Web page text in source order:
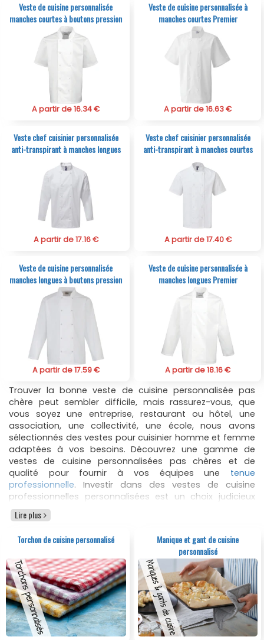
Veste de cuisine personnalisée
manches courtes à boutons pression
A partir de 16.34 €
Veste de cuisine personnalisée à
manches courtes Premier
A partir de 16.63 €
Veste chef cuisinier personnalisée
anti-transpirant à manches longues
A partir de 17.16 €
Veste chef cuisinier personnalisée
anti-transpirant à manches courtes
A partir de 17.40 €
Veste de cuisine personnalisée
manches longues à boutons pression
A partir de 17.59 €
Veste de cuisine personnalisée à
manches longues Premier
A partir de 18.16 €
Trouver la bonne veste de cuisine personnalisée pas
chère peut sembler difficile, mais rassurez-vous, que
vous soyez une entreprise, restaurant ou hôtel, une
association, une collectivité, une école, nous avons
sélectionnés des vestes pour cuisinier homme et femme
adaptées à vos besoins. Découvrez une gamme de
vestes de cuisine personnalisées pas chères et de
qualité pour fournir à vos équipes une tenue
professionnelle. Investir dans des vestes de cuisine
professionnelles personnalisées est un choix judicieux
pour toute entreprise de restauration. En effet, non
seulement elles améliorent l'image de la marque de
confort et fonctionnalité aux membres de votre
À travers cette gamme, nous vous avons sélectionné
une collection de vestes de cuisine personnalisables
avec votre logo ou le slogan de votre restaurant, des
vestes de cuisinier pour les hommes et les femmes,
disponibles en petite ou grande quantité. N’hésitez pas à
nous contacter pour toute demande d’information ou
Lire plus
Torchon de cuisine personnalisé
Manique et gant de cuisine
personnalisé